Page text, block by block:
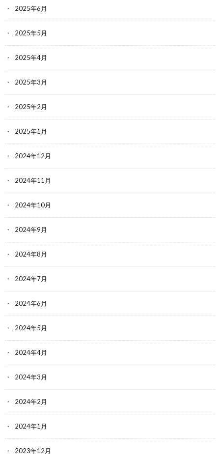
2025年6月
2025年5月
2025年4月
2025年3月
2025年2月
2025年1月
2024年12月
2024年11月
2024年10月
2024年9月
2024年8月
2024年7月
2024年6月
2024年5月
2024年4月
2024年3月
2024年2月
2024年1月
2023年12月